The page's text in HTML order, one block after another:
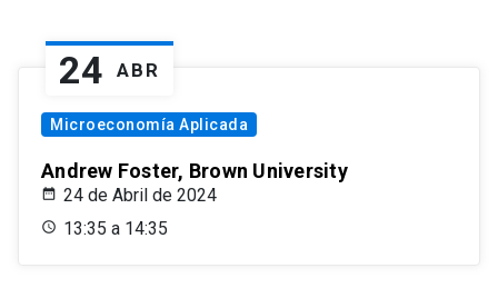
24 ABR
Microeconomía Aplicada
Andrew Foster, Brown University
24 de Abril de 2024
13:35 a 14:35